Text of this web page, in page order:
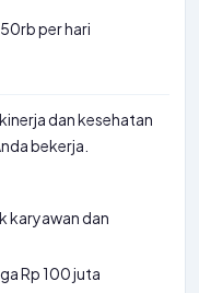
per hari
dan kesehatan
bekerja.
karyawan dan
Rp 100 juta